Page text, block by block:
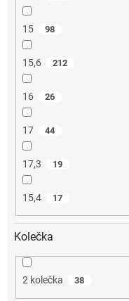
15 98
15,6 212
16 26
17 44
17,3 19
15,4 17
Kolečka
2 kolečka 38